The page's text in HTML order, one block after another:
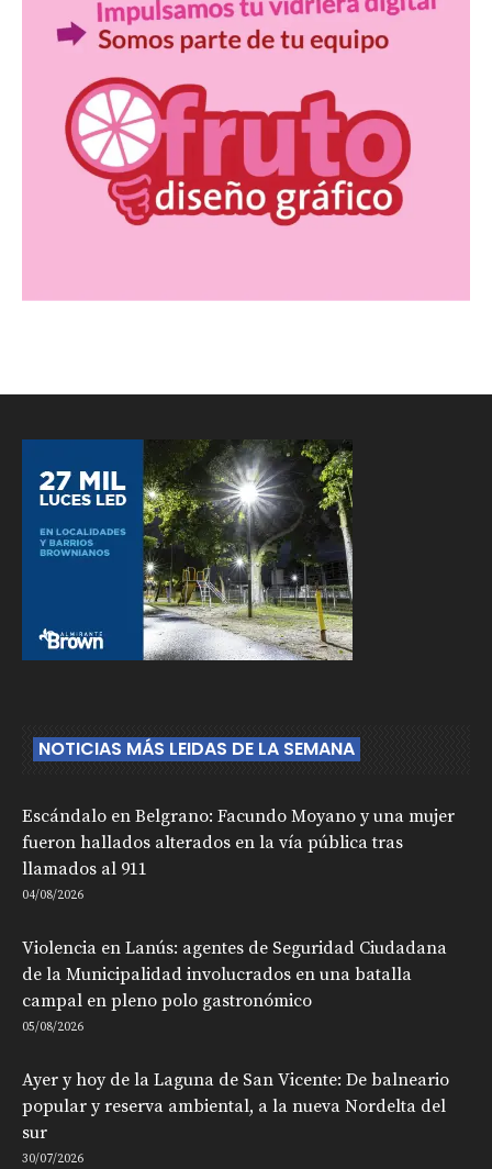
NOTICIAS MÁS LEIDAS DE LA SEMANA
Escándalo en Belgrano: Facundo Moyano y una mujer
fueron hallados alterados en la vía pública tras
llamados al 911
04/08/2026
Violencia en Lanús: agentes de Seguridad Ciudadana
de la Municipalidad involucrados en una batalla
campal en pleno polo gastronómico
05/08/2026
Ayer y hoy de la Laguna de San Vicente: De balneario
popular y reserva ambiental, a la nueva Nordelta del
sur
30/07/2026